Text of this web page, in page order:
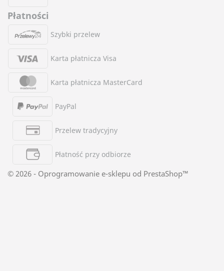
Płatności
Szybki przelew
Karta płatnicza Visa
Karta płatnicza MasterCard
PayPal
Przelew tradycyjny
Płatność przy odbiorze
© 2026 - Oprogramowanie e-sklepu od PrestaShop™